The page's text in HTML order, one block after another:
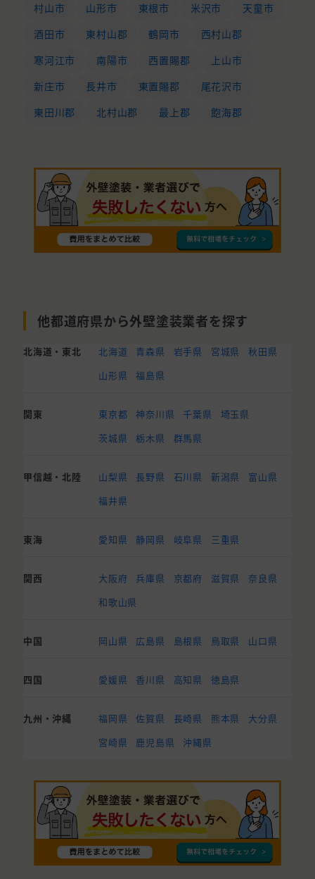
村山市 山形市 東根市 米沢市
天童市
酒田市
東村山郡 鶴岡市
西村山郡
寒河江市
南陽市 西置賜郡
上山市
新庄市
長井市 東置賜郡
尾花沢市
東田川郡
北村山郡 最上郡 飽海郡
他都道府県から外壁塗装業者を探す
北海道・東北 北海道 青森県 岩手県 宮城県
秋田県
山形県
福島県
関東 東京都 神奈川県 千葉県
埼玉県
茨城県
栃木県 群馬県
甲信越・北陸 山梨県 長野県 石川県 新潟県
富山県
福井県
東海 愛知県 静岡県 岐阜県 三重県
関西 大阪府 兵庫県 京都府 滋賀県
奈良県
和歌山県
中国 岡山県 広島県 島根県 鳥取県 山口県
四国 愛媛県 香川県 高知県 徳島県
九州・沖縄 福岡県 佐賀県 長崎県 熊本県
大分県
宮崎県
鹿児島県 沖縄県